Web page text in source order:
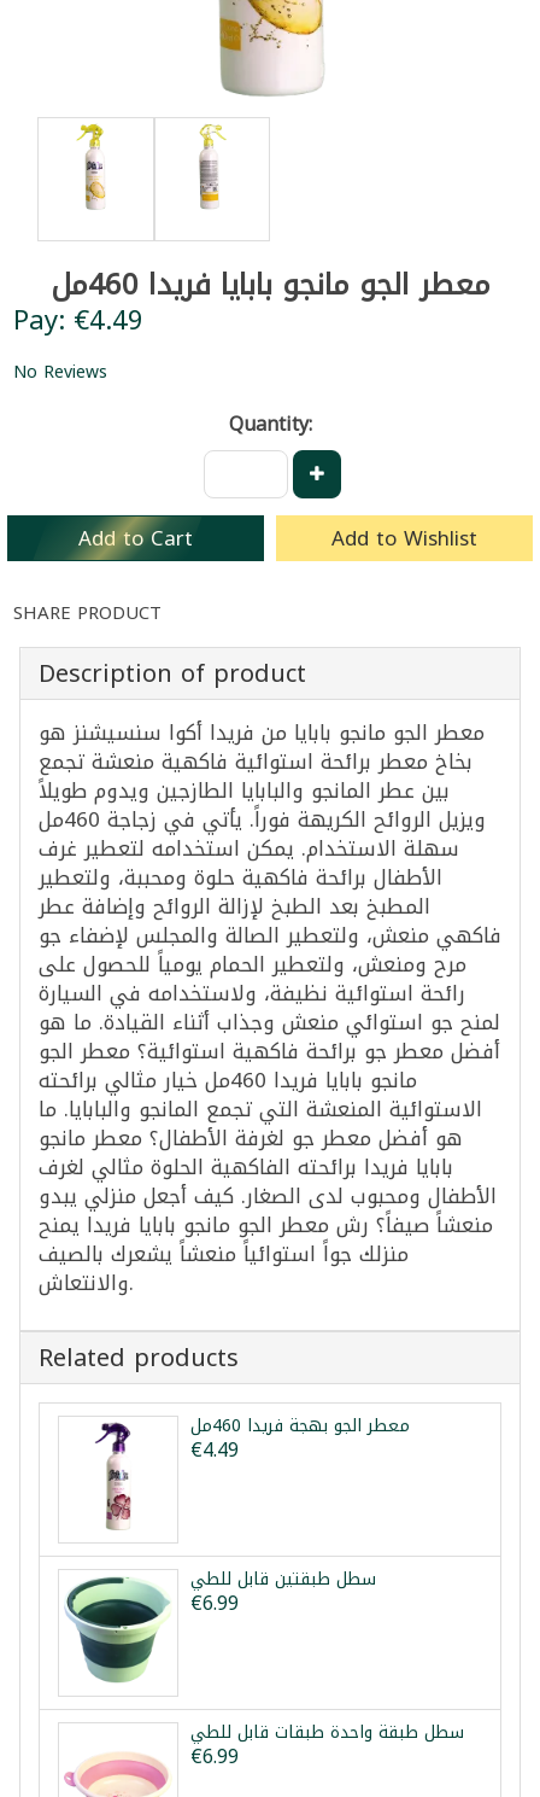
معطر الجو مانجو بابايا فريدا 460مل
Pay: €4.49
No Reviews
Quantity:
Add to Cart Add to Wishlist
SHARE PRODUCT
Description of product
معطر الجو مانجو بابايا من فريدا أكوا سنسيشنز هو
بخاخ معطر برائحة استوائية فاكهية منعشة تجمع
بين عطر المانجو والبابايا الطازجين ويدوم طويلاً
ويزيل الروائح الكريهة فوراً. يأتي في زجاجة 460مل
سهلة الاستخدام. يمكن استخدامه لتعطير غرف
الأطفال برائحة فاكهية حلوة ومحببة، ولتعطير
المطبخ بعد الطبخ لإزالة الروائح وإضافة عطر
فاكهي منعش، ولتعطير الصالة والمجلس لإضفاء جو
مرح ومنعش، ولتعطير الحمام يومياً للحصول على
رائحة استوائية نظيفة، ولاستخدامه في السيارة
لمنح جو استوائي منعش وجذاب أثناء القيادة. ما هو
أفضل معطر جو برائحة فاكهية استوائية؟ معطر الجو
مانجو بابايا فريدا 460مل خيار مثالي برائحته
الاستوائية المنعشة التي تجمع المانجو والبابايا. ما
هو أفضل معطر جو لغرفة الأطفال؟ معطر مانجو
بابايا فريدا برائحته الفاكهية الحلوة مثالي لغرف
الأطفال ومحبوب لدى الصغار. كيف أجعل منزلي يبدو
منعشاً صيفاً؟ رش معطر الجو مانجو بابايا فريدا يمنح
منزلك جواً استوائياً منعشاً يشعرك بالصيف
والانتعاش.
Related products
معطر الجو بهجة فريدا 460مل
€4.49
سطل طبقتين قابل للطي
€6.99
سطل طبقة واحدة طبقات قابل للطي
€6.99